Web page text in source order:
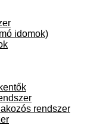
idomok)
rendszer